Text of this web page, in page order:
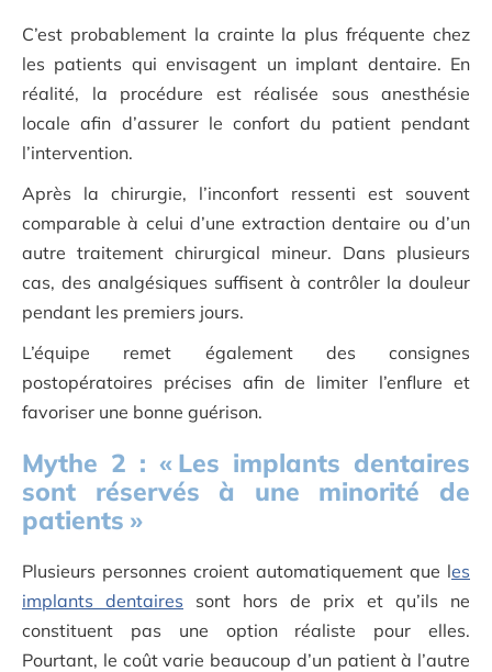
C’est probablement la crainte la plus fréquente chez
les patients qui envisagent un implant dentaire. En
réalité, la procédure est réalisée sous anesthésie
locale afin d’assurer le confort du patient pendant
l’intervention.
Après la chirurgie, l’inconfort ressenti est souvent
comparable à celui d’une extraction dentaire ou d’un
autre traitement chirurgical mineur. Dans plusieurs
cas, des analgésiques suffisent à contrôler la douleur
pendant les premiers jours.
L’équipe remet également des consignes
postopératoires précises afin de limiter l’enflure et
favoriser une bonne guérison.
Mythe 2 : « Les implants dentaires
sont réservés à une minorité de
patients »
Plusieurs personnes croient automatiquement que les
implants dentaires sont hors de prix et qu’ils ne
constituent pas une option réaliste pour elles.
Pourtant, le coût varie beaucoup d’un patient à l’autre